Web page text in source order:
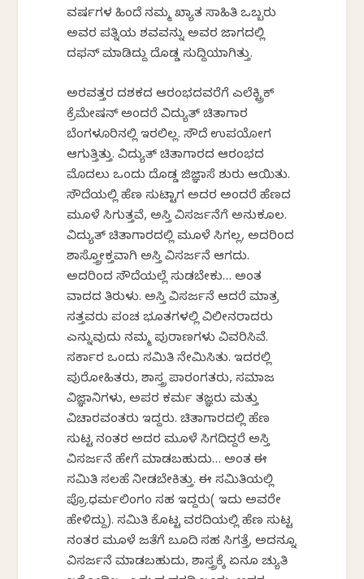
ವರ್ಷಗಳ ಹಿಂದೆ ನಮ್ಮ ಖ್ಯಾತ ಸಾಹಿತಿ ಒಬ್ಬರು
ಅವರ ಪತ್ನಿಯ ಶವವನ್ನು ಅವರ ಜಾಗದಲ್ಲಿ
ದಫನ್ ಮಾಡಿದ್ದು ದೊಡ್ಡ ಸುದ್ದಿಯಾಗಿತ್ತು.
ಅರವತ್ತರ ದಶಕದ ಆರಂಭದವರೆಗೆ ಎಲೆಕ್ಟ್ರಿಕ್
ಕ್ರೆಮೇಷನ್ ಅಂದರೆ ವಿದ್ಯುತ್ ಚಿತಾಗಾರ
ಬೆಂಗಳೂರಿನಲ್ಲಿ ಇರಲಿಲ್ಲ. ಸೌದೆ ಉಪಯೋಗ
ಆಗುತ್ತಿತ್ತು. ವಿದ್ಯುತ್ ಚಿತಾಗಾರದ ಆರಂಭದ
ಮೊದಲು ಒಂದು ದೊಡ್ಡ ಜಿಜ್ಞಾಸೆ ಶುರು ಆಯಿತು.
ಸೌದೆಯಲ್ಲಿ ಹೆಣ ಸುಟ್ಟಾಗ ಅದರ ಅಂದರೆ ಹೆಣದ
ಮೂಳೆ ಸಿಗುತ್ತವೆ, ಅಸ್ತಿ ವಿಸರ್ಜನೆಗೆ ಅನುಕೂಲ.
ವಿದ್ಯುತ್ ಚಿತಾಗಾರದಲ್ಲಿ ಮೂಳೆ ಸಿಗಲ್ಲ, ಅದರಿಂದ
ಶಾಸ್ತ್ರೋಕ್ತವಾಗಿ ಅಸ್ತಿ ವಿಸರ್ಜನೆ ಆಗದು.
ಅದರಿಂದ ಸೌದೆಯಲ್ಲೆ ಸುಡಬೇಕು… ಅಂತ
ವಾದದ ತಿರುಳು. ಅಸ್ತಿ ವಿಸರ್ಜನೆ ಆದರೆ ಮಾತ್ರ
ಸತ್ತವರು ಪಂಚ ಭೂತಗಳಲ್ಲಿ ವಿಲೀನರಾದರು
ಎನ್ನುವುದು ನಮ್ಮ ಪುರಾಣಗಳು ವಿವರಿಸಿವೆ.
ಸರ್ಕಾರ ಒಂದು ಸಮಿತಿ ನೇಮಿಸಿತು. ಇದರಲ್ಲಿ
ಪುರೋಹಿತರು, ಶಾಸ್ತ್ರ ಪಾರಂಗತರು, ಸಮಾಜ
ವಿಜ್ಞಾನಿಗಳು, ಅಪರ ಕರ್ಮ ತಜ್ಞರು ಮತ್ತು
ವಿಚಾರವಂತರು ಇದ್ದರು. ಚಿತಾಗಾರದಲ್ಲಿ ಹೆಣ
ಸುಟ್ಟ ನಂತರ ಅದರ ಮೂಳೆ ಸಿಗದಿದ್ದರೆ ಅಸ್ತಿ
ವಿಸರ್ಜನೆ ಹೇಗೆ ಮಾಡಬಹುದು… ಅಂತ ಈ
ಸಮಿತಿ ಸಲಹೆ ನೀಡಬೇಕಿತ್ತು. ಈ ಸಮಿತಿಯಲ್ಲಿ
ಪ್ರೊ.ಧರ್ಮಲಿಂಗo ಸಹ ಇದ್ದರು( ಇದು ಅವರೇ
ಹೇಳಿದ್ದು). ಸಮಿತಿ ಕೊಟ್ಟ ವರದಿಯಲ್ಲಿ ಹೆಣ ಸುಟ್ಟ
ನಂತರ ಮೂಳೆ ಜತೆಗೆ ಬೂದಿ ಸಹ ಸಿಗತ್ತೆ, ಅದನ್ನೂ
ವಿಸರ್ಜನೆ ಮಾಡಬಹುದು, ಶಾಸ್ತ್ರಕ್ಕೆ ಏನೂ ಚ್ಯುತಿ